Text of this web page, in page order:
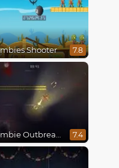
Shooter 7.8
Zombie Outbreak Arena 7.4